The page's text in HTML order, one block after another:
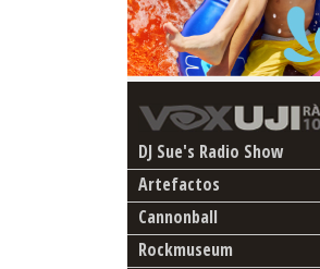
DJ Sue's Radio Show
Artefactos
Cannonball
Rockmuseum